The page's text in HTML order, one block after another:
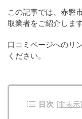
この記事では、赤磐
取業者をご紹介します
口コミページへのリ
ください。
目次 [非表示]